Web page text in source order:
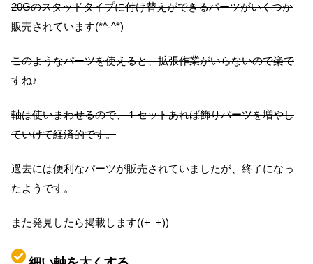
20Gのスタッドタイプに付け替えができるパーツがいくつか
販売されています(*^-^*)
このようなパーツを使えると、拡張作業がいらないので楽で
すね♪
軸は使いまわせるので、１セットあれば飾りパーツを増やし
ていけて経済的です。
過去には便利なパーツが販売されていましたが、終了になっ
たようです。
また発見したら掲載します((+_+))